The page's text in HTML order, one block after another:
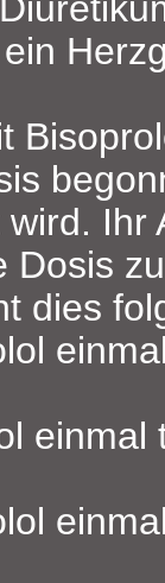
Ihr
Dosis
dies
einmal